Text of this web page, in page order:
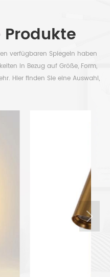
verfügbaren Spiegeln haben
in Bezug auf Größe, Form,
Hier finden Sie eine Auswahl,